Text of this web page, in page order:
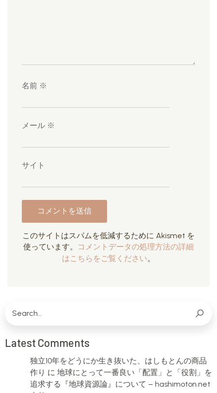
名前 ※
メール ※
サイト
このサイトはスパムを低減するために Akismet を
使っています。
コメントデータの処理方法の詳細
はこちらをご覧ください。
Latest Comments
独立10年をどうにか生き抜いた、はしもとんの商品
作り に 地球にとって一番良い「配置」と「役割」を
追求する『地球資源論』について – hashimoton.net